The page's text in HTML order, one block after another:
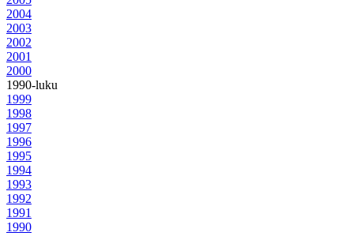
2004
2003
2002
2001
2000
1990-luku
1999
1998
1997
1996
1995
1994
1993
1992
1991
1990